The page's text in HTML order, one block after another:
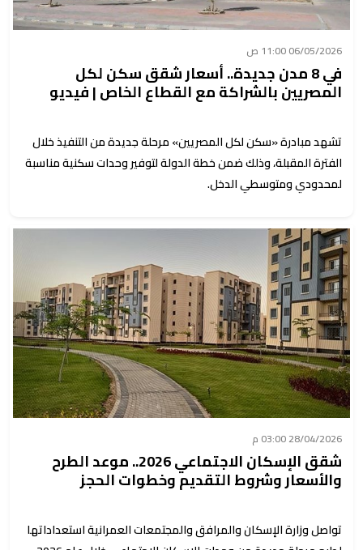
06/05/2026 11:00 ص
في 8 مدن جديدة.. أسعار شقق سكن لكل
المصريين بالشراكة مع القطاع الخاص | فيديو
تشهد مبادرة «سكن لكل المصريين» مرحلة جديدة من التنفيذ خلال
الفترة المقبلة، وذلك ضمن خطة الدولة لتوفير وحدات سكنية مناسبة
لمحدودي ومتوسطي الدخل.
28/04/2026 03:00 م
شقق الإسكان الاجتماعي 2026.. موعد الطرح
والأسعار وشروط التقديم وخطوات الحجز
تواصل وزارة الإسكان والمرافق والمجتمعات العمرانية استعداداتها